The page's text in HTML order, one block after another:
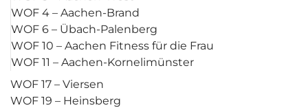
WOF 4 – Aachen-Brand
WOF 6 – Übach-Palenberg
WOF 10 – Aachen Fitness für die Frau
WOF 11 – Aachen-Kornelimünster
WOF 17 – Viersen
WOF 19 – Heinsberg